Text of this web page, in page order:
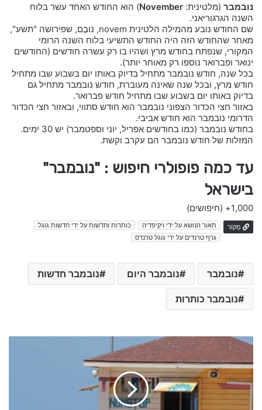
נובמבר (מלטינית: November) הוא החודש האחד עשר בלוח
השנה הגרגוריאני.
שם החודש נובע מהמילה הלטינית novem, נובֶם, שפירושה "תשע",
מאחר שהחודש הזה היה החודש התשיעי בלוח השנה הרומי
המקורי, שנפתח בחודש מרץ ושהיו בו רק עשרה חודשים (החודשים
ינואר ופברואר נוספו רק מאוחר יותר).
בכל שנה, חודש נובמבר מתחיל בדיוק באותו יום בשבוע שבו מתחיל
חודש מרץ, ובכל שנה שאינה מעוברת, חודש נובמבר מתחיל גם
בדיוק באותו יום בשבוע שבו מתחיל חודש פברואר.
באזור חצי הכדור הצפוני נובמבר הוא חודש סתווי, ובאזור חצי הכדור
הדרומי נובמבר הוא חודש אביבי.
בחודש נובמבר (כמו בחודשים אפריל, יוני וספטמבר) יש 30 ימים.
המזלות של חודש נובמבר הם עקרב וקשת.
עד כמה פופולרי חיפוש : "נובמבר"
בישראל
1,000+ (חיפושים)
מָקוֹר תאור הנושא על ידי ויקיפדיה
כותרות וחדשות על ידי חדשות גוגל
גרף טרנדים על ידי גוגל טרנדס
נובמבר נובמבר היום נובמבר חדשות
נובמבר כותרות
צ
י
מ
ר
י
ם